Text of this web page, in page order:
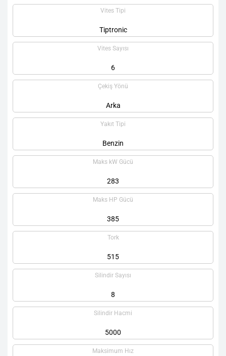
Vites Tipi
Tiptronic
Vites Sayısı
6
Çekiş Yönü
Arka
Yakıt Tipi
Benzin
Maks kW Gücü
283
Maks HP Gücü
385
Tork
515
Silindir Sayısı
8
Silindir Hacmi
5000
Maksimum Hız